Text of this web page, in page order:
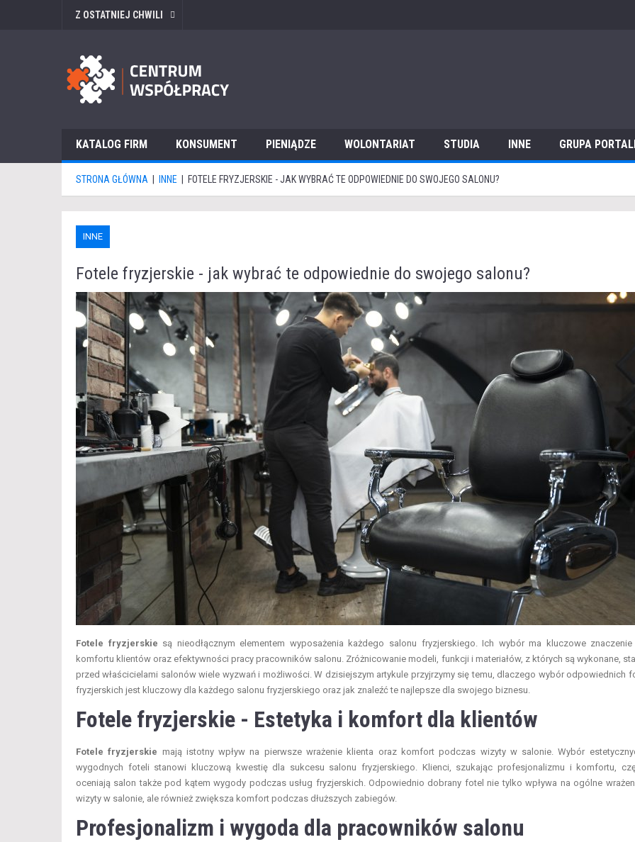
Z OSTATNIEJ CHWILI
KATALOG FIRM KONSUMENT PIENIĄDZE WOLONTARIAT STUDIA INNE GRUPA
STRONA GŁÓWNA INNE FOTELE FRYZJERSKIE - JAK WYBRAĆ TE ODPOWIEDNIE DO SWOJEGO SALONU?
INNE
Fotele fryzjerskie - jak wybrać te odpowiednie do swojego salonu?
Fotele fryzjerskie są nieodłącznym elementem wyposażenia każdego salonu fryzjerskiego. Ich wybór ma kluczowe
komfortu klientów oraz efektywności pracy pracowników salonu. Zróżnicowanie modeli, funkcji i materiałów, z których są wykonane,
przed właścicielami salonów wiele wyzwań i możliwości. W dzisiejszym artykule przyjrzymy się temu, dlaczego wybór odpowiednich
fryzjerskich jest kluczowy dla każdego salonu fryzjerskiego oraz jak znaleźć te najlepsze dla swojego biznesu.
Fotele fryzjerskie - Estetyka i komfort dla klientów
Fotele fryzjerskie mają istotny wpływ na pierwsze wrażenie klienta oraz komfort podczas wizyty w salonie. Wybór
wygodnych foteli stanowi kluczową kwestię dla sukcesu salonu fryzjerskiego. Klienci, szukając profesjonalizmu i komfortu,
oceniają salon także pod kątem wygody podczas usług fryzjerskich. Odpowiednio dobrany fotel nie tylko wpływa na ogólne
wizyty w salonie, ale również zwiększa komfort podczas dłuższych zabiegów.
Profesjonalizm i wygoda dla pracowników salonu